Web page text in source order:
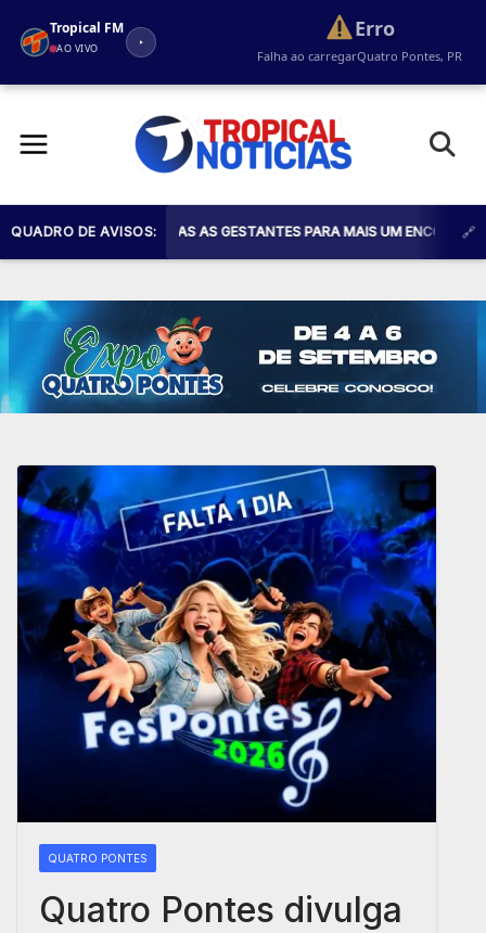
Tropical FM
AO VIVO
Erro
Falha ao carregarQuatro Pontes, PR
QUADRO DE AVISOS:
CONVIDA TODAS AS GESTANTES PARA MAIS UM ENCONTRO DO
QUATRO PONTES
Quatro Pontes divulga